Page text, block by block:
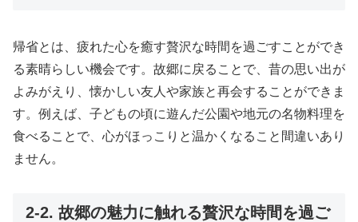
帰省とは、疲れた心を癒す贅沢な時間を過ごすことができ
る素晴らしい機会です。故郷に戻ることで、昔の思い出が
よみがえり、懐かしい友人や家族と再会することができま
す。例えば、子どもの頃に遊んだ公園や地元の名物料理を
食べることで、心がほっこりと温かくなること間違いあり
ません。
2-2. 故郷の魅力に触れる贅沢な時間を過ご